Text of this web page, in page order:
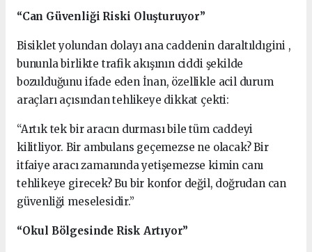
“Can Güvenliği Riski Oluşturuyor”
Bisiklet yolundan dolayı ana caddenin daraltıldıgini ,
bununla birlikte trafik akışının ciddi şekilde
bozulduğunu ifade eden İnan, özellikle acil durum
araçları açısından tehlikeye dikkat çekti:
“Artık tek bir aracın durması bile tüm caddeyi
kilitliyor. Bir ambulans geçemezse ne olacak? Bir
itfaiye aracı zamanında yetişemezse kimin canı
tehlikeye girecek? Bu bir konfor değil, doğrudan can
güvenliği meselesidir.”
“Okul Bölgesinde Risk Artıyor”